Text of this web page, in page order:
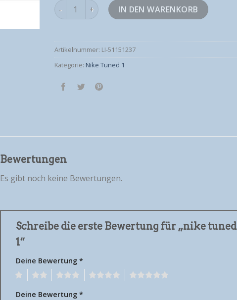
nike tuned 1 MengeIN DEN WARENKORB
Artikelnummer: LI-51151237
Kategorie: Nike Tuned 1
Bewertungen
Es gibt noch keine Bewertungen.
Schreibe die erste Bewertung für „nike tuned
1“
Deine Bewertung *
Deine Bewertung *